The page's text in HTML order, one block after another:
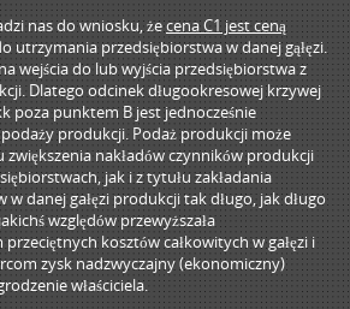
nas do wniosku, żecena C1 jest ceną
utrzymania przedsiębiorstwa w danej gąłęzi.
wejścia do lub wyjścia przedsiębiorstwa z
Dlatego odcinek długookresowej krzywej
poza punktem B jest jednocześnie
produkcji. Podaż produkcji może
zwiększenia nakładów czynników produkcji
jak i z tytułu zakładania
danej gałęzi produkcji tak długo, jak długo
względów przewyższała
kosztów całkowitych w gałęzi i
zysk nadzwyczajny (ekonomiczny)
właściciela.